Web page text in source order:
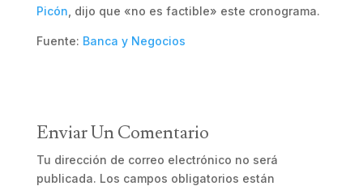
Picón , dijo que «no es factible» este cronograma.
Fuente: Banca y Negocios
Enviar Un Comentario
Tu dirección de correo electrónico no será
publicada. Los campos obligatorios están